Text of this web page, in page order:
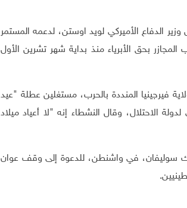
منزل وزير الدفاع الأميركي لويد اوستن، لدعمه المستمر
بحق الأبرياء منذ بداية شهر تشرين الأول
فيرجينيا المنددة بالحرب، مستغلين عطلة "عيد
الاحتلال، وقال النشطاء إنه "لا أعياد ميلاد
سوليفان، في واشنطن، للدعوة إلى وقف عوان